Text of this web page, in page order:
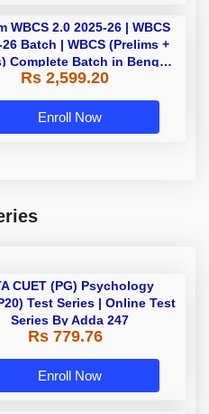
WBCS 2.0 2025-26 | WBCS
26 Batch | WBCS (Prelims +
Complete Batch in Bengali
(Live+ Recorded) Classes
Rs 2,599.20
Enroll Now
CUET (PG) Psychology
Test Series | Online Test
Series By Adda 247
Rs 779.76
Enroll Now